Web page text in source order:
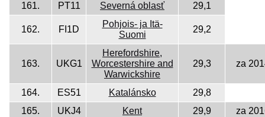
161.
PT11 Severná oblasť 29,1
162. FI1D
Pohjois- ja Itä-
Suomi
29,2
163. UKG1
Herefordshire,
Worcestershire and
Warwickshire
29,3 za
164. ES51 Katalánsko
29,8
165.
UKJ4 Kent 29,9 za